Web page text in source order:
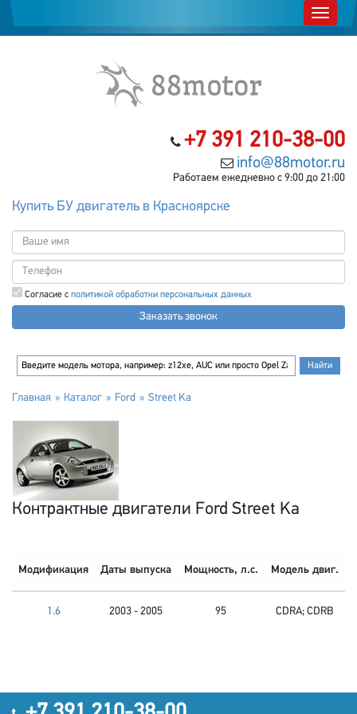
+7 391 210-38-00
info@88motor.ru
Работаем ежедневно с 9:00 до 21:00
Купить БУ двигатель в Красноярске
Согласие с политикой обработки персональных данных
Заказать звонок
Главная Каталог Ford Street Ka
Контрактные двигатели Ford Street Ka
Модификация Даты выпуска Мощность, л.с. Модель двиг.
1.6 2003 - 2005 95 CDRA; CDRB